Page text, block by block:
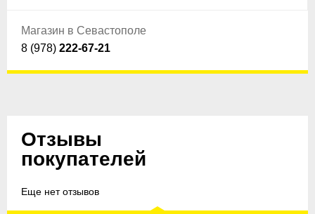
Магазин в Севастополе
8 (978) 222-67-21
Отзывы
покупателей
Еще нет отзывов